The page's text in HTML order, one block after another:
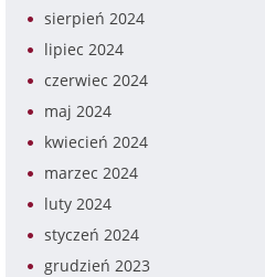
sierpień 2024
lipiec 2024
czerwiec 2024
maj 2024
kwiecień 2024
marzec 2024
luty 2024
styczeń 2024
grudzień 2023